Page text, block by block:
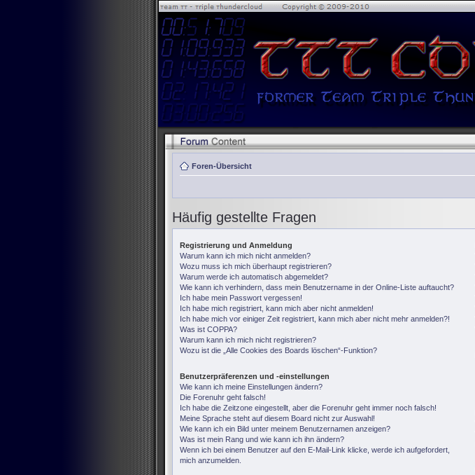
Foren-Übersicht
Häufig gestellte Fragen
Registrierung und Anmeldung
Warum kann ich mich nicht anmelden?
Wozu muss ich mich überhaupt registrieren?
Warum werde ich automatisch abgemeldet?
Wie kann ich verhindern, dass mein Benutzername in der Online-Liste auftaucht?
Ich habe mein Passwort vergessen!
Ich habe mich registriert, kann mich aber nicht anmelden!
Ich habe mich vor einiger Zeit registriert, kann mich aber nicht mehr anmelden?!
Was ist COPPA?
Warum kann ich mich nicht registrieren?
Wozu ist die „Alle Cookies des Boards löschen“-Funktion?
Benutzerpräferenzen und -einstellungen
Wie kann ich meine Einstellungen ändern?
Die Forenuhr geht falsch!
Ich habe die Zeitzone eingestellt, aber die Forenuhr geht immer noch falsch!
Meine Sprache steht auf diesem Board nicht zur Auswahl!
Wie kann ich ein Bild unter meinem Benutzernamen anzeigen?
Was ist mein Rang und wie kann ich ihn ändern?
Wenn ich bei einem Benutzer auf den E-Mail-Link klicke, werde ich aufgefordert,
mich anzumelden.